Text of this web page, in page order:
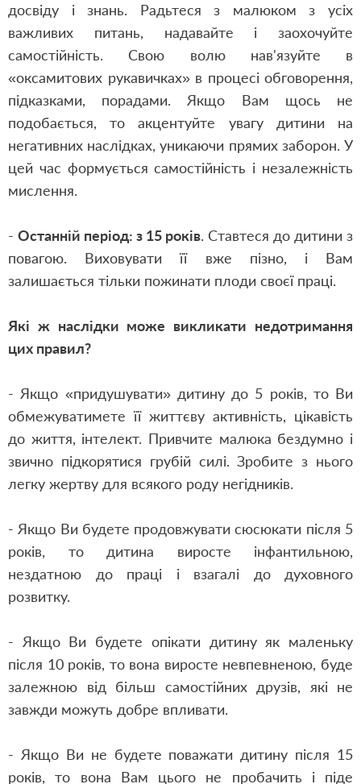
досвіду і знань. Радьтеся з малюком з усіх
важливих питань, надавайте і заохочуйте
самостійність. Свою волю нав'язуйте в
«оксамитових рукавичках» в процесі обговорення,
підказками, порадами. Якщо Вам щось не
подобається, то акцентуйте увагу дитини на
негативних наслідках, уникаючи прямих заборон. У
цей час формується самостійність і незалежність
мислення.
- Останній період: з 15 років. Ставтеся до дитини з
повагою. Виховувати її вже пізно, і Вам
залишається тільки пожинати плоди своєї праці.
Які ж наслідки може викликати недотримання
цих правил?
- Якщо «придушувати» дитину до 5 років, то Ви
обмежуватимете її життєву активність, цікавість
до життя, інтелект. Привчите малюка бездумно і
звично підкорятися грубій силі. Зробите з нього
легку жертву для всякого роду негідників.
- Якщо Ви будете продовжувати сюсюкати після 5
років, то дитина виросте інфантильною,
нездатною до праці і взагалі до духовного
розвитку.
- Якщо Ви будете опікати дитину як маленьку
після 10 років, то вона виросте невпевненою, буде
залежною від більш самостійних друзів, які не
завжди можуть добре впливати.
- Якщо Ви не будете поважати дитину після 15
років, то вона Вам цього не пробачить і піде